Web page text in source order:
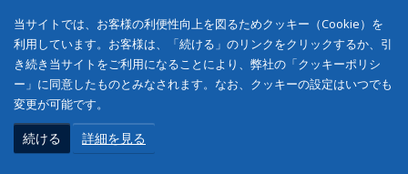
当サイトでは、お客様の利便性向上を図るためクッキー（Cookie）を
利用しています。お客様は、「続ける」のリンクをクリックするか、引
き続き当サイトをご利用になることにより、弊社の「クッキーポリシ
ー」に同意したものとみなされます。なお、クッキーの設定はいつでも
変更が可能です。
続ける 詳細を見る